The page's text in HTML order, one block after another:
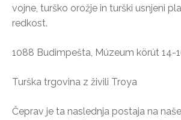
vojne, turško orožje in turški usnjeni
redkost.
1088 Budimpešta, Múzeum körút 14-
Turška trgovina z živili Troya
Čeprav je ta naslednja postaja na